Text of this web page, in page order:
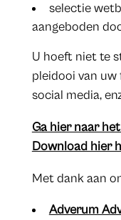
selectie
aangeboden
U hoeft niet te
pleidooi van uw
social media,
Ga hier naar
Download hier
Met dank aan
Adverum